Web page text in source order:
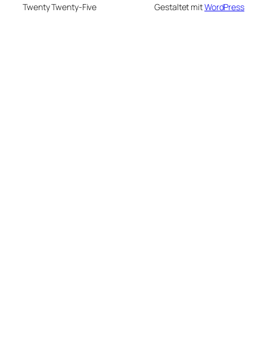
Twenty Twenty-Five Gestaltet mitWordPress